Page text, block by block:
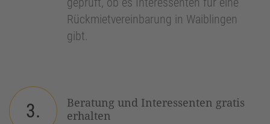
Rückmietvereinbarung in Waiblingen
gibt.
3.
Beratung und Interessenten gratis
erhalten